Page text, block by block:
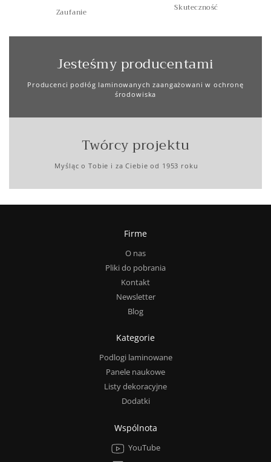
Zaufanie Skuteczność
Jesteśmy producentami
Producenci podłóg laminowanych zaangażowani w ochronę
środowiska
Twórcy projektu
Myśląc o Tobie i za Ciebie od 1953 roku
Firme
O nas
Pliki do pobrania
Kontakt
Newsletter
Blog
Kategorie
Podlogi laminowane
Panele naukowe
Listy dekoracyjne
Dodatki
Wspólnota
YouTube